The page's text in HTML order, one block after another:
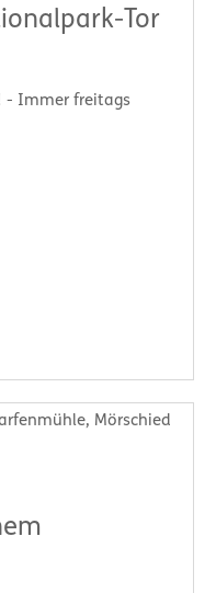
Tor
- Immer freitags
Mörschied